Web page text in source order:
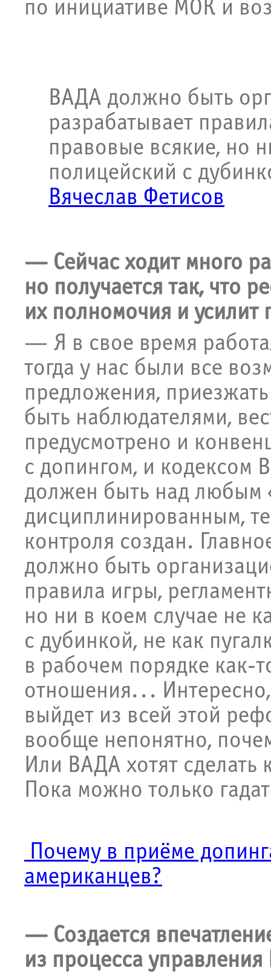
по инициативе МОК и
ВАДА должно быть
разрабатывает
правовые всякие, но
полицейский с
Вячеслав Фетисов
— Сейчас ходит много
но получается так, что
их полномочия и усилит
— Я в свое время
тогда у нас были все
предложения,
быть наблюдателями,
предусмотрено и
с допингом, и кодексом
должен быть над любым
дисциплинированным,
контроля создан.
должно быть
правила игры,
но ни в коем случае не
с дубинкой, не как
в рабочем порядке как-
отношения... Интересно,
выйдет из всей этой
вообще непонятно,
Или ВАДА хотят сделать
Пока можно только
Почему в приёме
американцев?
— Создается
из процесса